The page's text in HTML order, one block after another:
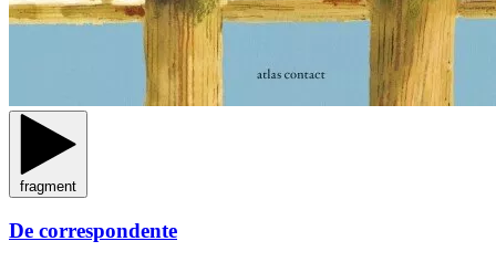
fragment
De correspondente